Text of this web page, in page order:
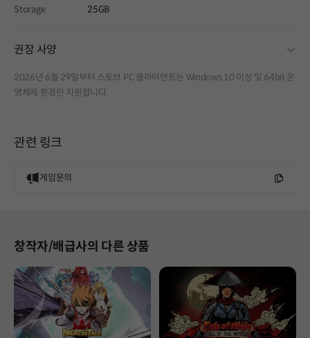
Storage
25GB
권장 사양
2026년 6월 29일부터 스토브 PC 클라이언트는 Windows 10 이상 및 64bit 운
영체제 환경만 지원합니다.
관련 링크
게임문의
창작자/배급사의 다른 상품